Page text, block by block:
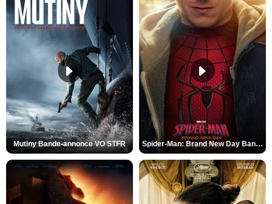
Mutiny Bande-annonce VO STFR Spider-Man: Brand New Day Bande-annonce VO STFR